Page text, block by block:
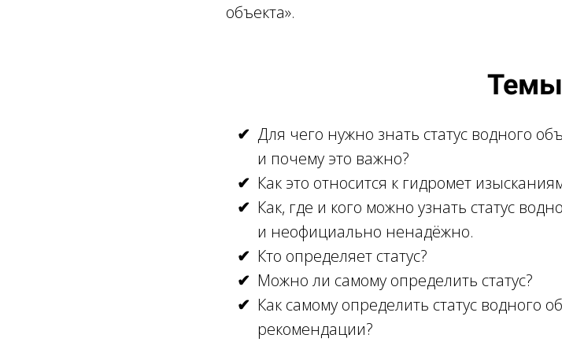
объекта».
Для чего нужно знать статус водного
и почему это важно?
Как это относится к гидромет
Как, где и кого можно узнать статус
и неофициально ненадёжно.
Кто определяет статус?
Можно ли самому определить статус?
Как самому определить статус водного
рекомендации?